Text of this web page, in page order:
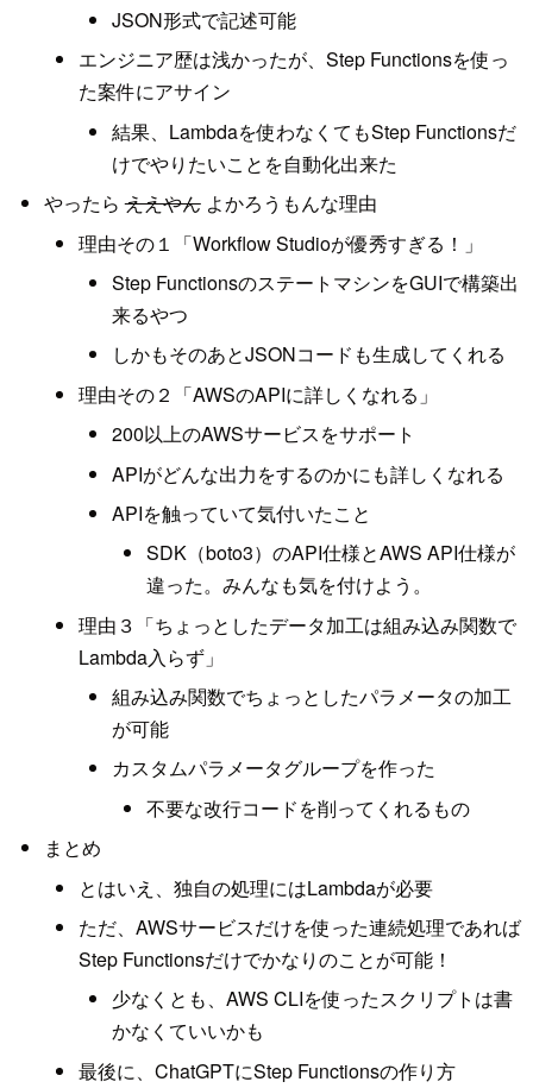
JSON形式で記述可能
エンジニア歴は浅かったが、Step Functionsを使っ
た案件にアサイン
結果、Lambdaを使わなくてもStep Functionsだ
けでやりたいことを自動化出来た
やったらええやんよかろうもんな理由
理由その１「Workflow Studioが優秀すぎる！」
Step FunctionsのステートマシンをGUIで構築出
来るやつ
しかもそのあとJSONコードも生成してくれる
理由その２「AWSのAPIに詳しくなれる」
200以上のAWSサービスをサポート
APIがどんな出力をするのかにも詳しくなれる
APIを触っていて気付いたこと
SDK（boto3）のAPI仕様とAWS API仕様が
違った。みんなも気を付けよう。
理由３「ちょっとしたデータ加工は組み込み関数で
Lambda入らず」
組み込み関数でちょっとしたパラメータの加工
が可能
カスタムパラメータグループを作った
不要な改行コードを削ってくれるもの
まとめ
とはいえ、独自の処理にはLambdaが必要
ただ、AWSサービスだけを使った連続処理であれば
Step Functionsだけでかなりのことが可能！
少なくとも、AWS CLIを使ったスクリプトは書
かなくていいかも
最後に、ChatGPTにStep Functionsの作り方